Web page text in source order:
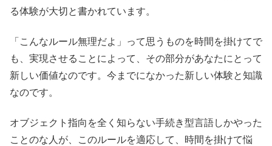
る体験が大切と書かれています。
「こんなルール無理だよ」って思うものを時間を掛けてで
も、実現させることによって、その部分があなたにとって
新しい価値なのです。今までになかった新しい体験と知識
なのです。
オブジェクト指向を全く知らない手続き型言語しかやった
ことのな人が、このルールを適応して、時間を掛けて悩